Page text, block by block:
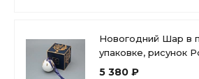
Новогодний Шар в
упаковке, рисунок
узоры, арт
5 380 ₽